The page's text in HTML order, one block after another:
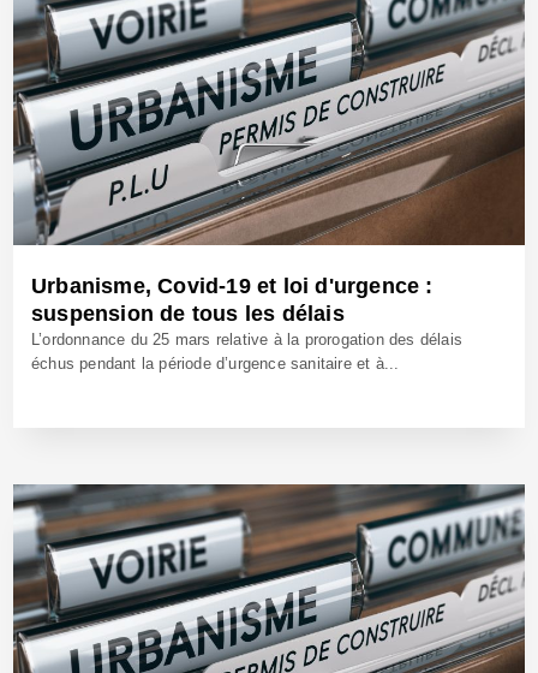
Urbanisme, Covid-19 et loi d'urgence :
suspension de tous les délais
L’ordonnance du 25 mars relative à la prorogation des délais
échus pendant la période d’urgence sanitaire et à...
27 Mars 2020 - Réf: BW39998